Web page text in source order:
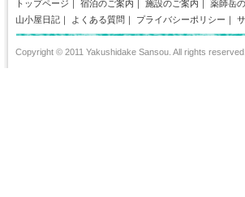
トップページ 宿泊のご案内 施設のご案内 薬師岳
山小屋日記 ｜ よくある質問 ｜ プライバシーポリシー ｜
Copyright © 2011 Yakushidake Sansou. All rights reserved.